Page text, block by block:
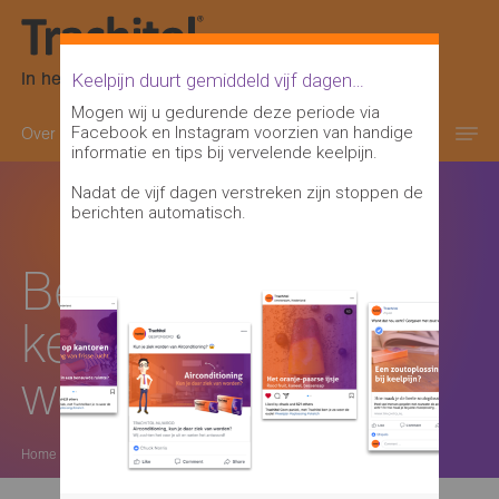
In het oranje-paarse doosje
Over keelpijn Keelontsteking informatie
Besmetting van
keelpijn op je
werk
Home besmetting van keelpijn op je werk
Keelpijn duurt gemiddeld vijf dagen…
Mogen wij u gedurende deze periode via
Facebook en Instagram voorzien van handige
informatie en tips bij vervelende keelpijn.
Nadat de vijf dagen verstreken zijn stoppen de
berichten automatisch.